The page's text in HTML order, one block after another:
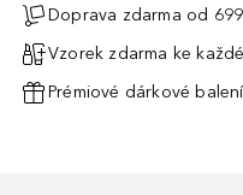
Doprava zdarma od
Vzorek zdarma ke
Prémiové dárkové